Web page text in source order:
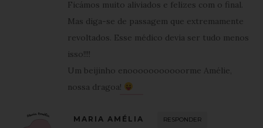
Ficámos muito aliviados e felizes com o final.
Mas diga-se de passagem que extremamente
revoltados. Esse médico devia ser tudo menos
isso!!!!
Um beijinho enooooooooooorme Amélie,
nossa dragoa!
MARIA AMÉLIA RESPONDER